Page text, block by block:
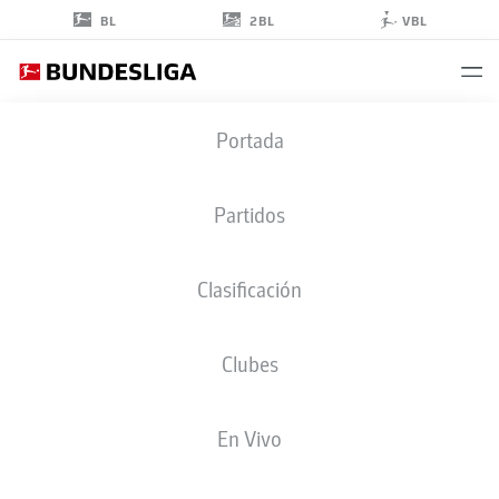
BL 2BL VBL
Portada
Partidos
Clasificación
Clubes
En Vivo